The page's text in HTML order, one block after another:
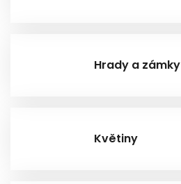
Hrady a zámky
Květiny